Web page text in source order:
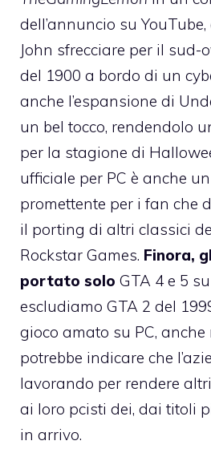
dell’annuncio su
John sfrecciare per il sud-
del 1900 a bordo di un
anche l’espansione di
un bel tocco, rendendolo
per la stagione di
ufficiale per PC è anche
promettente per i fan che
il porting di altri classici
Rockstar Games. Finora,
portato solo GTA 4 e 5
escludiamo GTA 2 del
gioco amato su PC,
potrebbe indicare che
lavorando per rendere
ai loro pcisti dei, dai titoli
in arrivo.